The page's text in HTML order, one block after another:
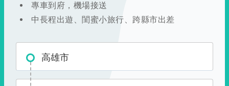
專車到府，機場接送
中長程出遊、閨蜜小旅行、跨縣市出差
高雄市